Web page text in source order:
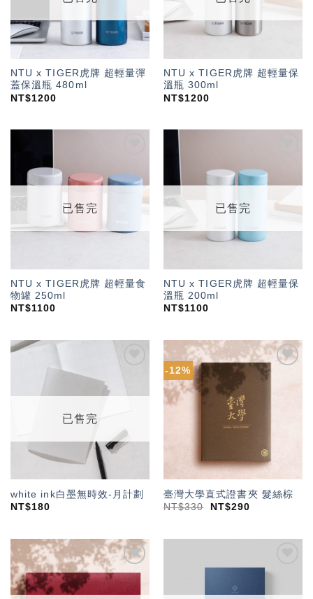
NTU x TIGER虎牌 超輕量彈
蓋保溫瓶 480ml
NT$1200
NTU x TIGER虎牌 超輕量保
溫瓶 300ml
NT$1200
「願
望輕
已售完
NTU x TIGER虎牌 超輕量食
物罐 250ml
NT$1100
望輕
已售完
NTU x TIGER虎牌 超輕量保
溫瓶 200ml
NT$1100
望輕
已售完
white ink白墨無時效-月計劃
NT$180
-12%
臺灣大學直式證書夾 髮絲棕
NT$330 NT$290
加入
望輕
望輕